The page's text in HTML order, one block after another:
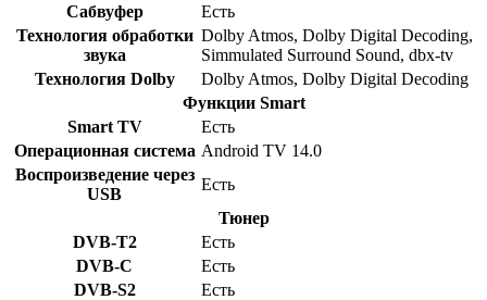
Сабвуфер
Есть
Технология обработки
звука
Dolby Atmos, Dolby Digital Decoding,
Simmulated Surround Sound, dbx-tv
Технология Dolby
Dolby Atmos, Dolby Digital Decoding
Функции Smart
Smart TV
Есть
Операционная система Android TV 14.0
Воспроизведение через
USB
Есть
Тюнер
DVB-T2
Есть
DVB-C
Есть
DVB-S2
Есть